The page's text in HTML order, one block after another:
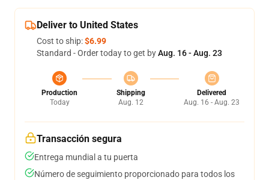
Deliver to United States
Cost to ship:$6.99
Standard - Order today to get byAug. 16 - Aug. 23
Production
Today
Shipping
Aug. 12
Delivered
Aug. 16 - Aug. 23
Transacción segura
Entrega mundial a tu puerta
Número de seguimiento proporcionado para todos los